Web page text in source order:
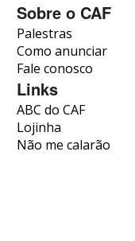
Sobre o CAF
Palestras
Como anunciar
Fale conosco
Links
ABC do CAF
Lojinha
Não me calarão